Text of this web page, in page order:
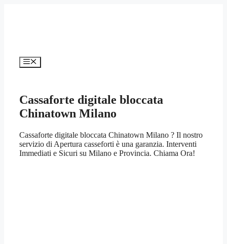
Menu
Cassaforte digitale bloccata
Chinatown Milano
Cassaforte digitale bloccata Chinatown Milano ? Il nostro
servizio di Apertura casseforti è una garanzia. Interventi
Immediati e Sicuri su Milano e Provincia. Chiama Ora!